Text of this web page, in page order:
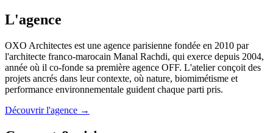
L'agence
OXO Architectes est une agence parisienne fondée en 2010 par
l'architecte franco-marocain Manal Rachdi, qui exerce depuis 2004,
année où il co-fonde sa première agence OFF. L'atelier conçoit des
projets ancrés dans leur contexte, où nature, biomimétisme et
performance environnementale guident chaque parti pris.
Découvrir l'agence →